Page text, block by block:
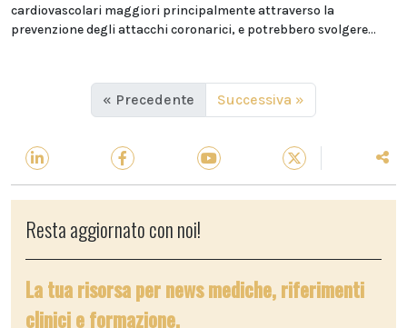
cardiovascolari maggiori principalmente attraverso la
prevenzione degli attacchi coronarici, e potrebbero svolgere...
« Precedente Successiva »
Resta aggiornato con noi!
La tua risorsa per news mediche, riferimenti
clinici e formazione.